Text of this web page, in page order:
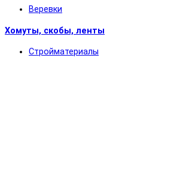
Веревки
Хомуты, скобы, ленты
Стройматериалы